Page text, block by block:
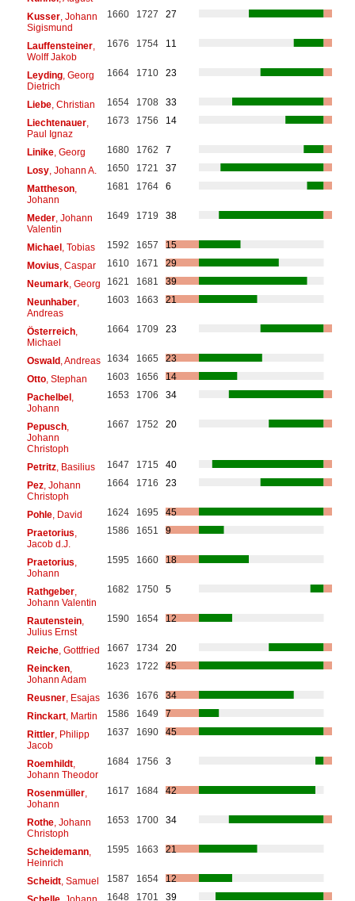
Kusser, Johann
Sigismund
1660 1727 27
Lauffensteiner,
Wolff Jakob
1676 1754 11
Leyding, Georg
Dietrich
1664 1710 23
Liebe, Christian 1654 1708
33
Liechtenauer,
Paul Ignaz
1673 1756 14
Linike, Georg 1680 1762
7
Losy, Johann A. 1650 1721
37
Mattheson,
Johann
1681 1764 6
Meder, Johann
Valentin
1649 1719 38
Michael, Tobias 1592 1657
15
Movius , Caspar 1610 1671
29
Neumark, Georg 1621 1681
39
Neunhaber,
Andreas
1603 1663 21
Österreich,
Michael
1664 1709 23
Oswald, Andreas 1634 1665
23
Otto, Stephan 1603 1656
14
Pachelbel,
Johann
1653 1706 34
Pepusch,
Johann
Christoph
1667 1752 20
Petritz, Basilius 1647 1715
40
Pez, Johann
Christoph
1664 1716 23
Pohle, David 1624 1695
45
Praetorius
Jacob d.J.
1586 1651 9
Praetorius
Johann
1595 1660 18
Rathgeber,
Johann Valentin
1682 1750 5
Rautenstein,
Julius Ernst
1590 1654 12
Reiche, Gottfried 1667 1734
20
Reincken,
Johann Adam
1623 1722 45
Reusner, Esajas 1636 1676
34
Rinckart, Martin 1586 1649
7
Rittler, Philipp
Jacob
1637 1690 45
Roemhildt,
Johann Theodor
1684 1756 3
Rosenmüller,
Johann
1617 1684 42
Rothe, Johann
Christoph
1653 1700 34
Scheidemann,
Heinrich
1595 1663 21
Scheidt, Samuel 1587 1654
12
1648 1701
39